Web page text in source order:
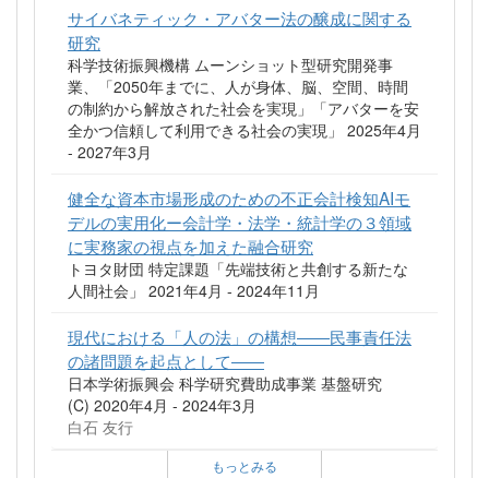
サイバネティック・アバター法の醸成に関する
研究
科学技術振興機構 ムーンショット型研究開発事
業、「2050年までに、人が身体、脳、空間、時間
の制約から解放された社会を実現」「アバターを安
全かつ信頼して利用できる社会の実現」 2025年4月
- 2027年3月
健全な資本市場形成のための不正会計検知AIモ
デルの実用化ー会計学・法学・統計学の３領域
に実務家の視点を加えた融合研究
トヨタ財団 特定課題「先端技術と共創する新たな
人間社会」 2021年4月 - 2024年11月
現代における「人の法」の構想――民事責任法
の諸問題を起点として――
日本学術振興会 科学研究費助成事業 基盤研究
(C) 2020年4月 - 2024年3月
白石 友行
もっとみる